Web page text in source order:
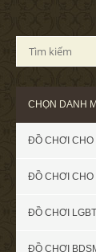
CHỌN DANH
ĐỒ CHƠI CHO
ĐỒ CHƠI CHO
ĐỒ CHƠI LGBT
ĐỒ CHƠI